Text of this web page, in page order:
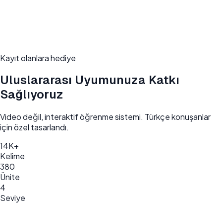
Kayıt olanlara hediye
Uluslararası Uyumunuza Katkı
Sağlıyoruz
Video değil, interaktif öğrenme sistemi. Türkçe konuşanlar
için özel tasarlandı.
14K+
Kelime
380
Ünite
4
Seviye